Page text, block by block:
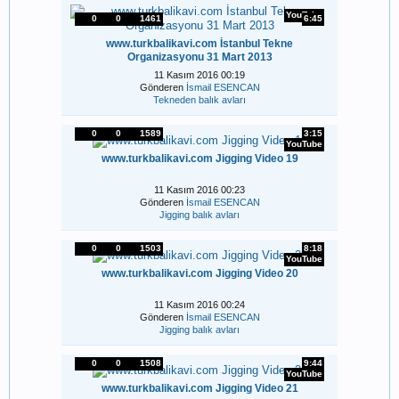
YouTube
0 0 1461 6:45
www.turkbalikavi.com İstanbul Tekne
Organizasyonu 31 Mart 2013
11 Kasım 2016 00:19
Gönderen İsmail ESENCAN
Tekneden balık avları
YouTube
0 0 1589 3:15
www.turkbalikavi.com Jigging Video 19
11 Kasım 2016 00:23
Gönderen İsmail ESENCAN
Jigging balık avları
YouTube
0 0 1503 8:18
www.turkbalikavi.com Jigging Video 20
11 Kasım 2016 00:24
Gönderen İsmail ESENCAN
Jigging balık avları
YouTube
0 0 1508 9:44
www.turkbalikavi.com Jigging Video 21